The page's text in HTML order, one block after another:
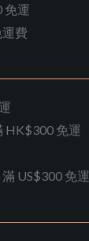
免運
費
HK$300 免運
US$300 免運